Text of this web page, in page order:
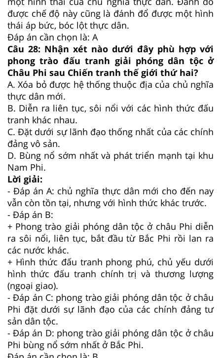
được chế độ này cũng là đánh đổ được một hình
thái áp bức, bóc lột thực dân.
Đáp án cần chọn là: A
Câu 28: Nhận xét nào dưới đây phù hợp với
phong trào đấu tranh giải phóng dân tộc ở
Châu Phi sau Chiến tranh thế giới thứ hai?
A.Xóa bỏ được hệ thống thuộc địa của chủ nghĩa
thực dân mới.
B. Diễn ra liên tục, sôi nổi với các hình thức đấu
tranh khác nhau.
C.Đặt dưới sự lãnh đạo thống nhất của các chính
đảng vô sản.
D. Bùng nổ sớm nhất và phát triển mạnh tại khu
Nam Phi.
Lời giải:
- Đáp án A: chủ nghĩa thực dân mới cho đến nay
vẫn còn tồn tại, nhưng với hình thức khác trước.
- Đáp án B:
+ Phong trào giải phóng dân tộc ở châu Phi diễn
ra sôi nổi, liên tục, bắt đầu từ Bắc Phi rồi lan ra
các nước khác.
+ Hình thức đấu tranh phong phú, chủ yếu dưới
hình thức đấu tranh chính trị và thương lượng
(ngoại giao).
- Đáp án C: phong trào giải phóng dân tộc ở châu
Phi đặt dưới sự lãnh đạo của các chính đảng tư
sản dân tộc.
- Đáp án D: phong trào giải phóng dân tộc ở châu
Phi bùng nổ sớm nhất ở Bắc Phi.